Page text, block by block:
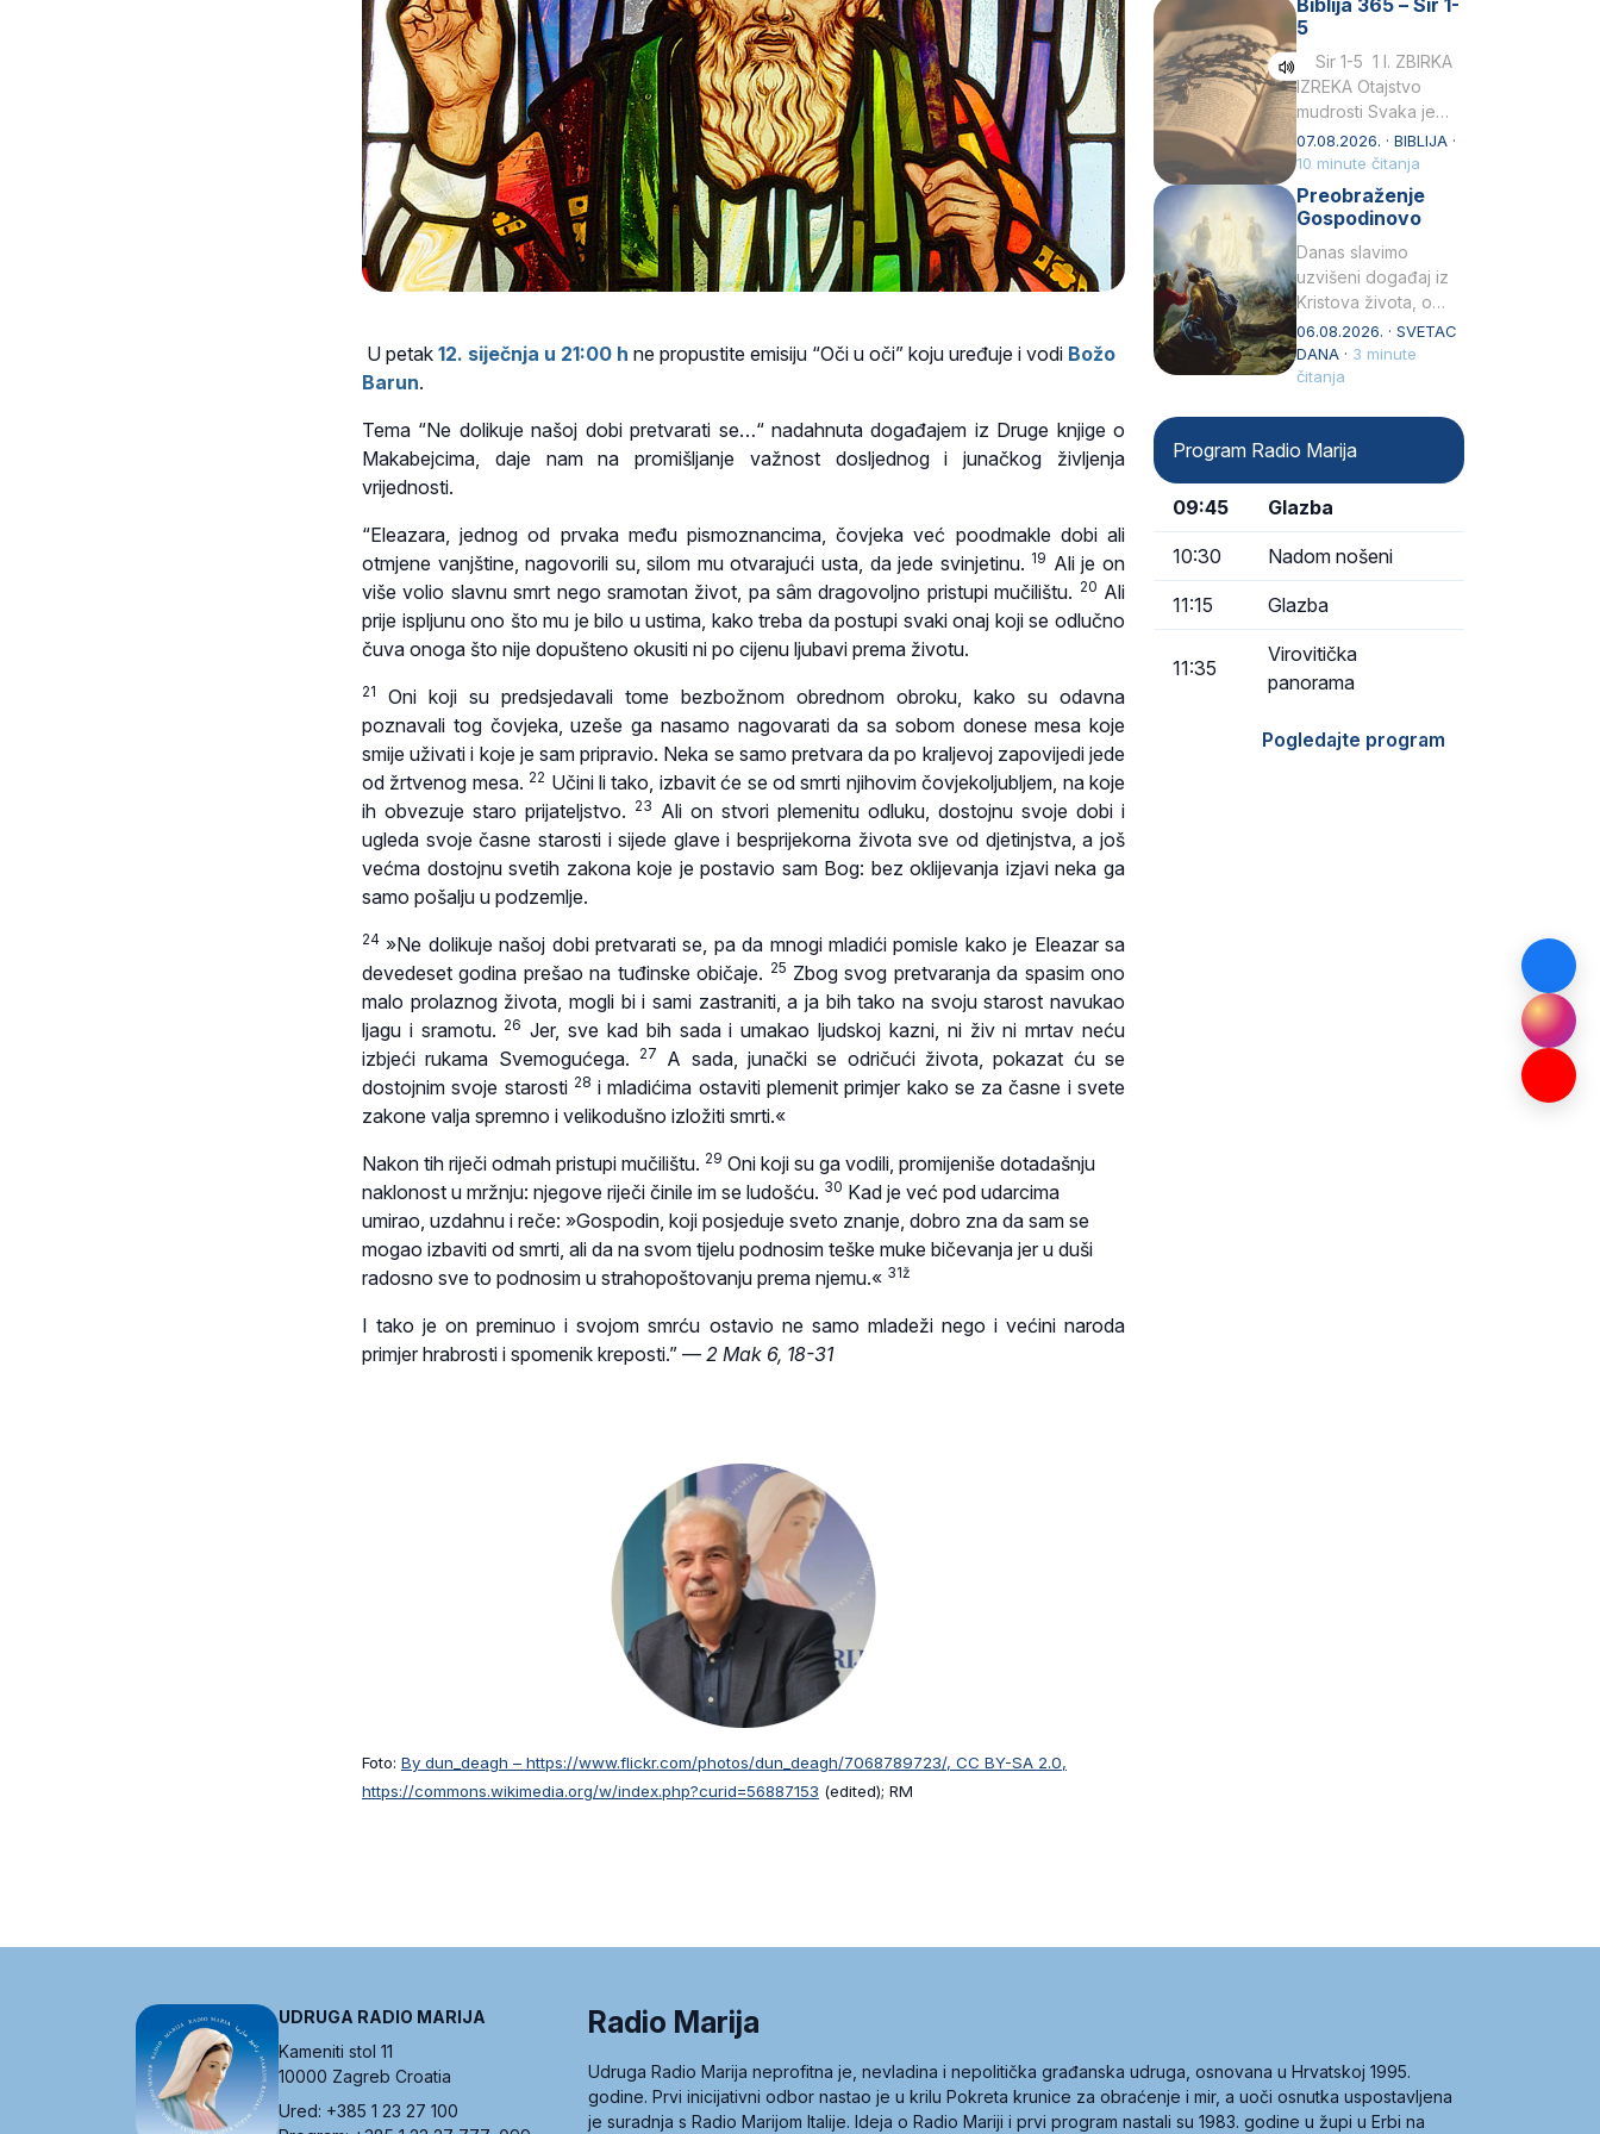
U petak 12. siječnja u 21:00 h ne propustite emisiju “Oči u oči” koju uređuje i vodi Božo
Barun.
Tema “Ne dolikuje našoj dobi pretvarati se…“ nadahnuta događajem iz Druge knjige o
Makabejcima, daje nam na promišljanje važnost dosljednog i junačkog življenja
vrijednosti.
“Eleazara, jednog od prvaka među pismoznancima, čovjeka već poodmakle dobi ali
otmjene vanjštine, nagovorili su, silom mu otvarajući usta, da jede svinjetinu. 19 Ali je on
više volio slavnu smrt nego sramotan život, pa sâm dragovoljno pristupi mučilištu. 20 Ali
prije ispljunu ono što mu je bilo u ustima, kako treba da postupi svaki onaj koji se odlučno
čuva onoga što nije dopušteno okusiti ni po cijenu ljubavi prema životu.
21
Oni koji su predsjedavali tome bezbožnom obrednom obroku, kako su odavna
poznavali tog čovjeka, uzeše ga nasamo nagovarati da sa sobom donese mesa koje
smije uživati i koje je sam pripravio. Neka se samo pretvara da po kraljevoj zapovijedi jede
od žrtvenog mesa. 22 Učini li tako, izbavit će se od smrti njihovim čovjekoljubljem, na koje
ih obvezuje staro prijateljstvo. 23 Ali on stvori plemenitu odluku, dostojnu svoje dobi i
ugleda svoje časne starosti i sijede glave i besprijekorna života sve od djetinjstva, a još
većma dostojnu svetih zakona koje je postavio sam Bog: bez oklijevanja izjavi neka ga
samo pošalju u podzemlje.
24 »Ne dolikuje našoj dobi pretvarati se, pa da mnogi mladići pomisle kako je Eleazar sa
devedeset godina prešao na tuđinske običaje. 25 Zbog svog pretvaranja da spasim ono
malo prolaznog života, mogli bi i sami zastraniti, a ja bih tako na svoju starost navukao
ljagu i sramotu. 26 Jer, sve kad bih sada i umakao ljudskoj kazni, ni živ ni mrtav neću
izbjeći rukama Svemogućega.
27
A sada, junački se odričući života, pokazat ću se
dostojnim svoje starosti 28 i mladićima ostaviti plemenit primjer kako se za časne i svete
zakone valja spremno i velikodušno izložiti smrti.«
Nakon tih riječi odmah pristupi mučilištu. 29 Oni koji su ga vodili, promijeniše dotadašnju
naklonost u mržnju: njegove riječi činile im se ludošću. 30 Kad je već pod udarcima
umirao, uzdahnu i reče: »Gospodin, koji posjeduje sveto znanje, dobro zna da sam se
mogao izbaviti od smrti, ali da na svom tijelu podnosim teške muke bičevanja jer u duši
radosno sve to podnosim u strahopoštovanju prema njemu.« 31ž
I tako je on preminuo i svojom smrću ostavio ne samo mladeži nego i većini naroda
primjer hrabrosti i spomenik kreposti.” — 2 Mak 6, 18-31
Foto: By dun_deagh – https://www.flickr.com/photos/dun_deagh/7068789723/, CC BY-SA 2.0,
https://commons.wikimedia.org/w/index.php?curid=56887153 (edited); RM
rođenjem Grk.
Obnovio je odnose s
afričkim…
Biblija 365 – Sir 1-
5
Sir 1-5 1 I. ZBIRKA
IZREKA Otajstvo
mudrosti Svaka je
mudrost od Gospoda
i s njime je dovijeka.2
Tko će…
07.08.2026. · BIBLIJA ·
10 minute čitanja
Preobraženje
Gospodinovo
Danas slavimo
uzvišeni događaj iz
Kristova života, o
kojem nas izvješćuju
evanđelisti Matej,
Marko i Luka te sveti
06.08.2026. · SVETAC
DANA · 3 minute
čitanja
Program Radio Marija
09:45 Glazba
10:30 Nadom nošeni
11:15 Glazba
11:35
Virovitička
panorama
Pogledajte program
UDRUGA RADIO MARIJA
Kameniti stol 11
10000 Zagreb Croatia
Ured: +385 1 23 27 100
Radio Marija
Udruga Radio Marija neprofitna je, nevladina i nepolitička građanska udruga, osnovana u Hrvatskoj 1995.
godine. Prvi inicijativni odbor nastao je u krilu Pokreta krunice za obraćenje i mir, a uoči osnutka uspostavljena
je suradnja s Radio Marijom Italije. Ideja o Radio Mariji i prvi program nastali su 1983. godine u župi u Erbi na